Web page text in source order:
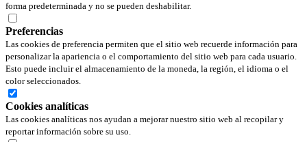
forma predeterminada y no se pueden deshabilitar.
Preferencias
Las cookies de preferencia permiten que el sitio web recuerde información para
personalizar la apariencia o el comportamiento del sitio web para cada usuario.
Esto puede incluir el almacenamiento de la moneda, la región, el idioma o el
color seleccionados.
Cookies analíticas
Las cookies analíticas nos ayudan a mejorar nuestro sitio web al recopilar y
reportar información sobre su uso.